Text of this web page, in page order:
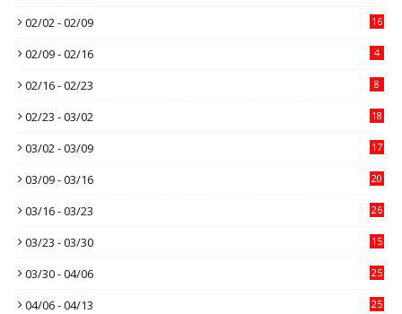
02/02 - 02/09 16
02/09 - 02/16 4
02/16 - 02/23 8
02/23 - 03/02 18
03/02 - 03/09 17
03/09 - 03/16 20
03/16 - 03/23 26
03/23 - 03/30 15
03/30 - 04/06 25
04/06 - 04/13 25